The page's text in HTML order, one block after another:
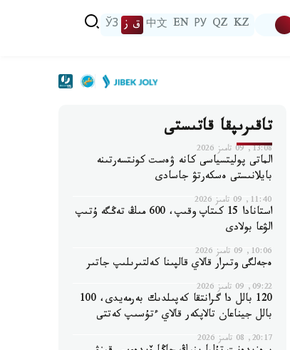
KZ
QZ
РУ
EN
中文 ق ز ЎЗ
تاقىرىپقا قاتىستى
13:08, 09 تامىز 2026
الماتى پوليتسياسى كانە ۋەست كونتسەرتىنە
بايلانىستى ەسكەرتۋ جاسادى
11:40, 09 تامىز 2026
استانادا 15 كىتاپ وقىپ، 600 مىڭ تەڭگە ۇتىپ
الۋعا بولادى
10:06, 09 تامىز 2026
ەجەلگى وتىرار قالاي قالپىنا كەلتىرىلىپ جاتىر
09:22, 09 تامىز 2026
120 بالل دا گرانتقا كەپىلدىك بەرمەيدى، 100
بالل جيناعان تالاپكەر قالاي ءتۇسىپ كەتتى
20:17, 08 تامىز 2026